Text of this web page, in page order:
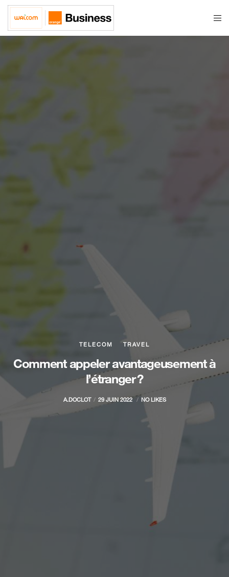
TELECOM TRAVEL
Comment appeler avantageusement à
l’étranger ?
A.DOCLOT 29 JUIN 2022 NO LIKES